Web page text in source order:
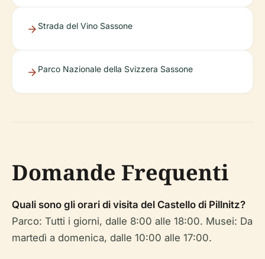
Strada del Vino Sassone
Parco Nazionale della Svizzera Sassone
Domande Frequenti
Quali sono gli orari di visita del Castello di Pillnitz?
Parco: Tutti i giorni, dalle 8:00 alle 18:00. Musei: Da
martedì a domenica, dalle 10:00 alle 17:00.